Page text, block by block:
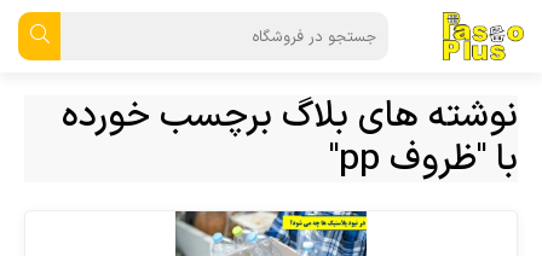
نوشته های بلاگ برچسب خورده
با "ظروف pp"